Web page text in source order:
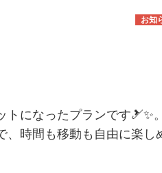
お知
トになったプランです🎿✨。
、時間も移動も自由に楽し